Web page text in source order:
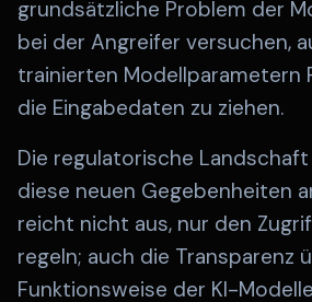
grundsätzliche Problem der
bei der Angreifer versuchen,
trainierten Modellparametern
die Eingabedaten zu ziehen.
Die regulatorische
diese neuen Gegebenheiten
reicht nicht aus, nur den
regeln; auch die Transparenz
Funktionsweise der KI-